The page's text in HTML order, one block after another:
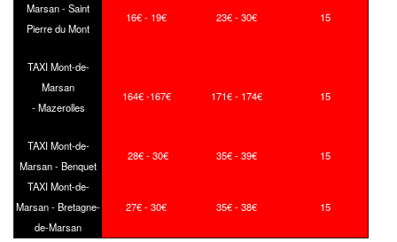
Marsan - Saint
Pierre du Mont
16€ - 19€ 23€ - 30€ 15
TAXI Mont-de-
Marsan
- Mazerolles
164€ -167€ 171€ - 174€ 15
TAXI Mont-de-
Marsan - Benquet
28€ - 30€ 35€ - 39€ 15
TAXI Mont-de-
Marsan - Bretagne-
de-Marsan
27€ - 30€ 35€ - 38€ 15